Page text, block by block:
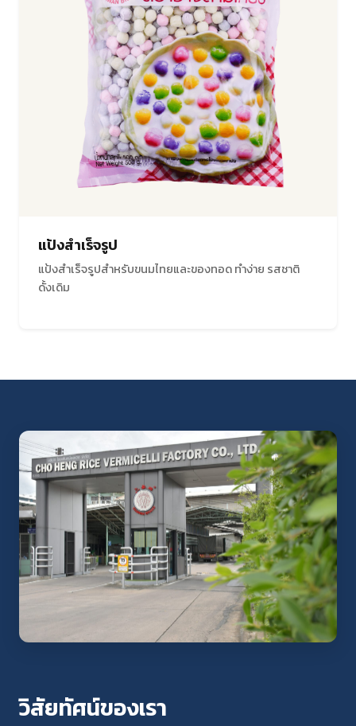
แป้งสำเร็จรูป
แป้งสำเร็จรูปสำหรับขนมไทยและของทอด ทำง่าย รสชาติ
ดั้งเดิม
วิสัยทัศน์ของเรา